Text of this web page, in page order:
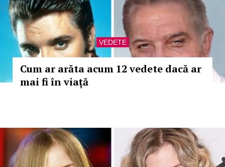
VEDETE
Cum ar arăta acum 12 vedete dacă ar
mai fi în viață